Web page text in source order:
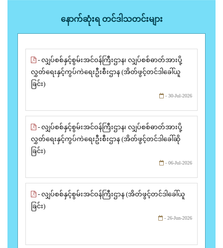
နောက်ဆုံးရ တင်ဒါသတင်းများ
- လျှပ်စစ်နှင့်စွမ်းအင်ဝန်ကြီးဌာန၊ လျှပ်စစ်ဓာတ်အားပို့
လွှတ်ရေးနှင့်ကွပ်ကဲရေးဦးစီးဌာန (အိတ်ဖွင့်တင်ဒါခေါ်ယူ
ခြင်း)
- 30-Jul-2026
- လျှပ်စစ်နှင့်စွမ်းအင်ဝန်ကြီးဌာန၊ လျှပ်စစ်ဓာတ်အားပို့
လွှတ်ရေးနှင့်ကွပ်ကဲရေးဦးစီးဌာန (အိတ်ဖွင့်တင်ဒါခေါ်ဆို
ခြင်း)
- 06-Jul-2026
- လျှပ်စစ်နှင့်စွမ်းအင်ဝန်ကြီးဌာန (အိတ်ဖွင့်တင်ဒါခေါ်ယူ
ခြင်း)
- 26-Jun-2026